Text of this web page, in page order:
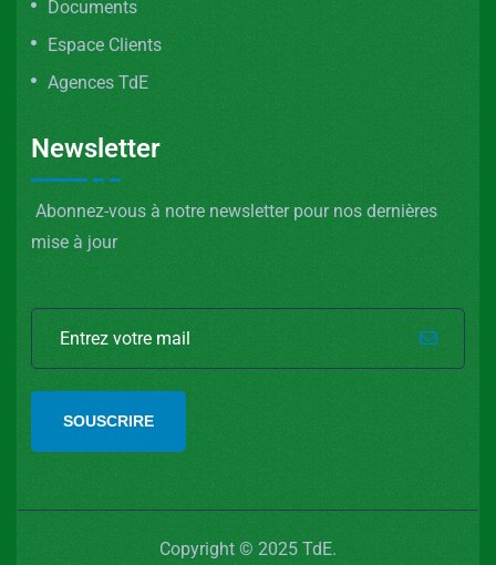
Documents
Espace Clients
Agences TdE
Newsletter
Abonnez-vous à notre newsletter pour nos dernières
mise à jour
SOUSCRIRE
Copyright © 2025 TdE.